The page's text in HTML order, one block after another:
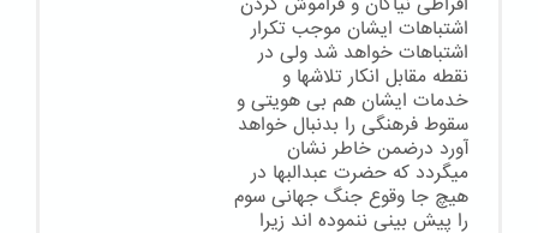
اشتباهات ایشان موجب تکرار
اشتباهات خواهد شد ولی در
نقطه مقابل انکار تلاشها و
خدمات ایشان هم بی هویتی و
سقوط فرهنگی را بدنبال خواهد
آورد درضمن خاطر نشان
میگردد که حضرت عبدالبها در
هیچ جا وقوع جنگ جهانی سوم
را پیش بینی ننموده اند زیرا